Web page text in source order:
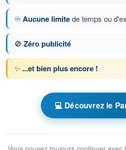
600 sur 1239
ATPL - Licence de
♾️Aucune limitede temps ou
🚫 Zéro publicité
✨ ...et bien plus encore !
💻 Découvrez le
Vous pouvez toujours continuer avec